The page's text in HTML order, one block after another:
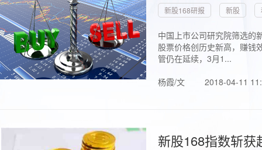
新股168研报 新股
中国上市公司研究院筛选的
股票价格创历史新高，赚钱
管仍在延续，3月1...
杨霞/文
2018-04-11
新股168指数斩